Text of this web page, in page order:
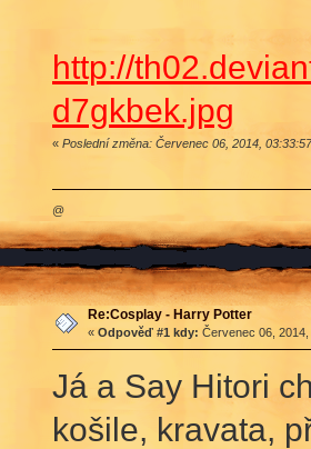
http://
d7gkbek.jpg
« Poslední změna: Červenec 06, 2014,
@
Re:Cosplay - Harry Potter
« Odpověď #1 kdy: Červenec 06,
Já a Say Hitori
košile, kravata,